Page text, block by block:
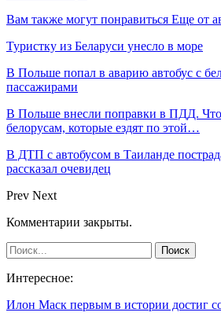
Вам также могут понравиться Еще от
Туристку из Беларуси унесло в море
В Польше попал в аварию автобус с
пассажирами
В Польше внесли поправки в ПДД. Что
белорусам, которые ездят по этой…
В ДТП с автобусом в Таиланде
рассказал очевидец
Prev Next
Комментарии закрыты.
Интересное:
Илон Маск первым в истории достиг